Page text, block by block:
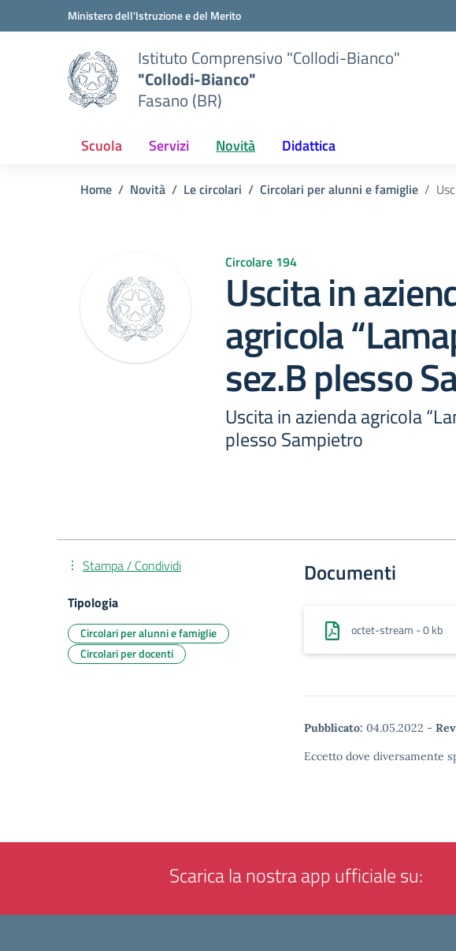
Vai ai contenuti
Vai al menu di navigazioneMinistero dell'Istruzione e del Merito
Istituto Comprensivo "Collodi-Bianco"
"Collodi-Bianco"
Fasano (BR)
Scuola Servizi Novità Didattica
Home Novità Le circolari Circolari per alunni e famiglie
Circolare 194
Uscita in
agricola
sez.B plesso
Uscita in azienda agricola
plesso Sampietro
Documenti
octet-stream - 0 kb
Pubblicato: 04.05.2022 -
Eccetto dove diversamente
Stampa / Condividi
Tipologia
Circolari per alunni e famiglie
Circolari per docenti
Scarica la nostra app ufficiale su: